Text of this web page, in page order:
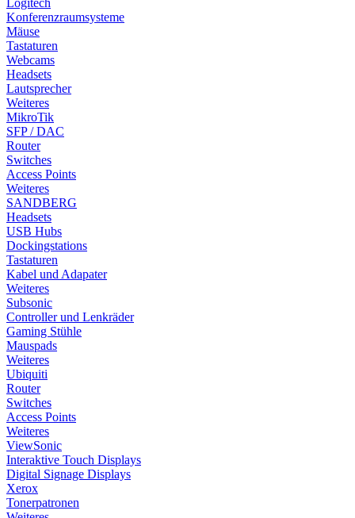
Logitech
Konferenzraumsysteme
Mäuse
Tastaturen
Webcams
Headsets
Lautsprecher
Weiteres
MikroTik
SFP / DAC
Router
Switches
Access Points
Weiteres
SANDBERG
Headsets
USB Hubs
Dockingstations
Tastaturen
Kabel und Adapater
Weiteres
Subsonic
Controller und Lenkräder
Gaming Stühle
Mauspads
Weiteres
Ubiquiti
Router
Switches
Access Points
Weiteres
ViewSonic
Interaktive Touch Displays
Digital Signage Displays
Xerox
Tonerpatronen